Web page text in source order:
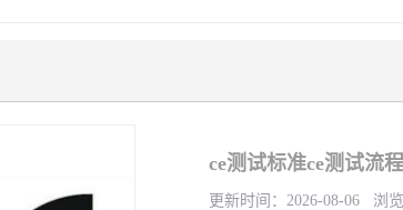
ce测试标准ce测试流
更新时间：2026-08-06 浏